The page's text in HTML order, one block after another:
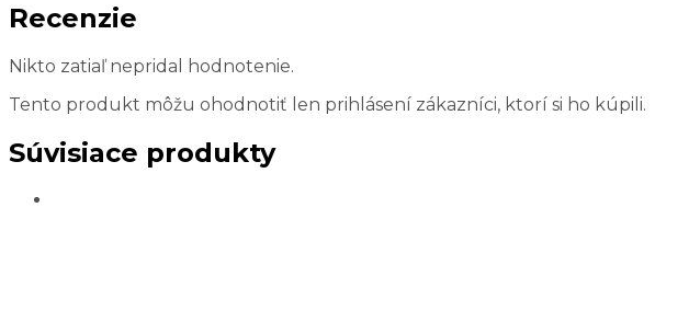
Recenzie
Nikto zatiaľ nepridal hodnotenie.
Tento produkt môžu ohodnotiť len prihlásení zákazníci, ktorí si ho kúpili.
Súvisiace produkty